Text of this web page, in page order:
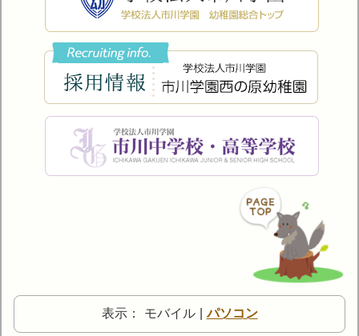
表示： モバイル パソコン